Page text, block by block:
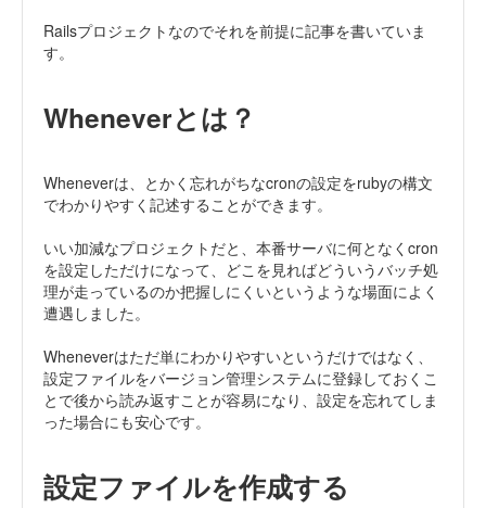
Railsプロジェクトなのでそれを前提に記事を書いていま
す。
Wheneverとは？
Wheneverは、とかく忘れがちなcronの設定をrubyの構文
でわかりやすく記述することができます。
いい加減なプロジェクトだと、本番サーバに何となくcron
を設定しただけになって、どこを見ればどういうバッチ処
理が走っているのか把握しにくいというような場面によく
遭遇しました。
Wheneverはただ単にわかりやすいというだけではなく、
設定ファイルをバージョン管理システムに登録しておくこ
とで後から読み返すことが容易になり、設定を忘れてしま
った場合にも安心です。
設定ファイルを作成する